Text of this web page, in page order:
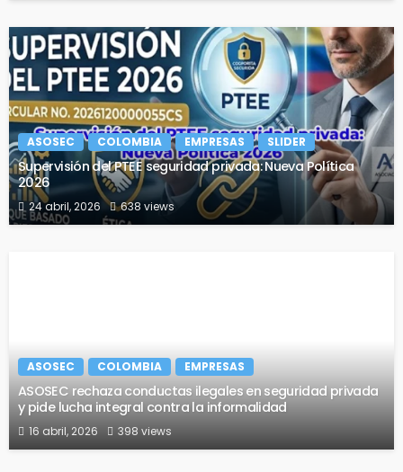
ASOSEC COLOMBIA EMPRESAS SLIDER
Supervisión del PTEE seguridad privada: Nueva Política
2026
24 abril, 2026 638 views
ASOSEC COLOMBIA EMPRESAS
ASOSEC rechaza conductas ilegales en seguridad privada
y pide lucha integral contra la informalidad
16 abril, 2026 398 views